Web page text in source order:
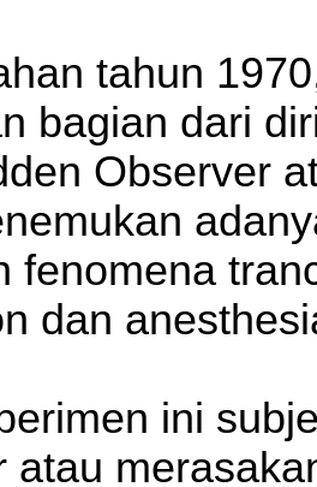
tahun
bagian dari
Observer
fenomena
dan
ini
atau